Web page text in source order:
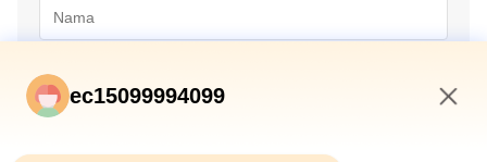
ec15099994099